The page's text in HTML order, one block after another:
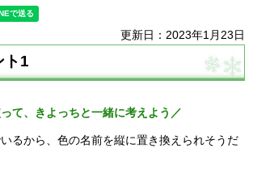
更新日：2023年1月23日
ト1
て、きよっちと一緒に考えよう／
るから、色の名前を縦に置き換えられそうだ